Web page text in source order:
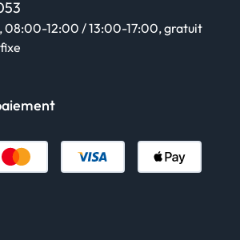
08:00-12:00 / 13:00-17:00, gratuit